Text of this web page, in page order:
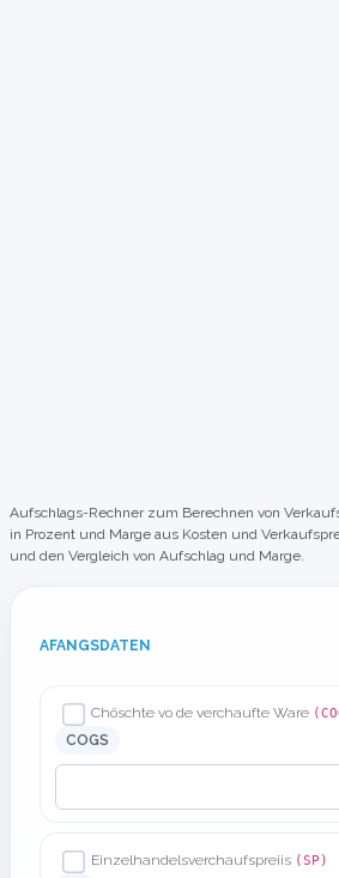
Aufschlags-Rechner zum Berechnen von
in Prozent und Marge aus Kosten und
und den Vergleich von Aufschlag und Marge.
AFANGSDATEN
Chöschte vo de verchaufte Ware
COGS
Einzelhandelsverchaufspreiis (SP)